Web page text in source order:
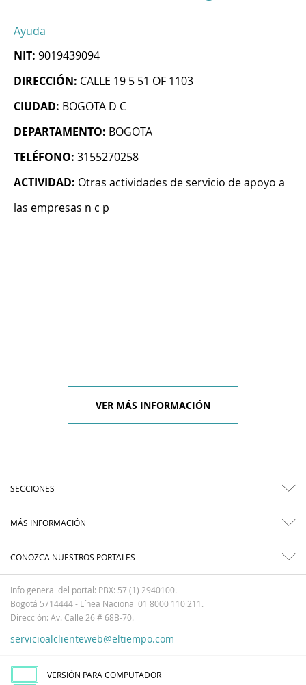
Ayuda
NIT: 9019439094
DIRECCIÓN: CALLE 19 5 51 OF 1103
CIUDAD: BOGOTA D C
DEPARTAMENTO: BOGOTA
TELÉFONO: 3155270258
ACTIVIDAD: Otras actividades de servicio de apoyo a
las empresas n c p
VER MÁS INFORMACIÓN
SECCIONES
MÁS INFORMACIÓN
CONOZCA NUESTROS PORTALES
Info general del portal: PBX: 57 (1) 2940100.
Bogotá 5714444 - Línea Nacional 01 8000 110 211.
Dirección: Av. Calle 26 # 68B-70.
servicioalclienteweb@eltiempo.com
VERSIÓN PARA COMPUTADOR